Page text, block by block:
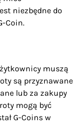
niezbędne do
Coin.
muszą
są przyznawane
lub za zakupy
mogą być
G-Coins w